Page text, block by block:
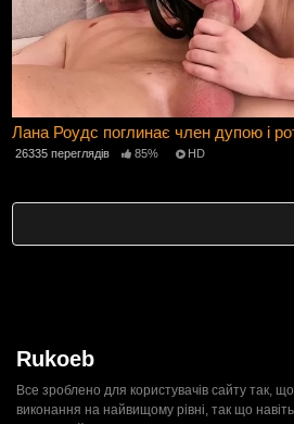
Лана Роудс поглинає член дупою і
26335 переглядів 85% HD
Rukoeb
Все зроблено для користувачів сайту так,
виконання на найвищому рівні, так що